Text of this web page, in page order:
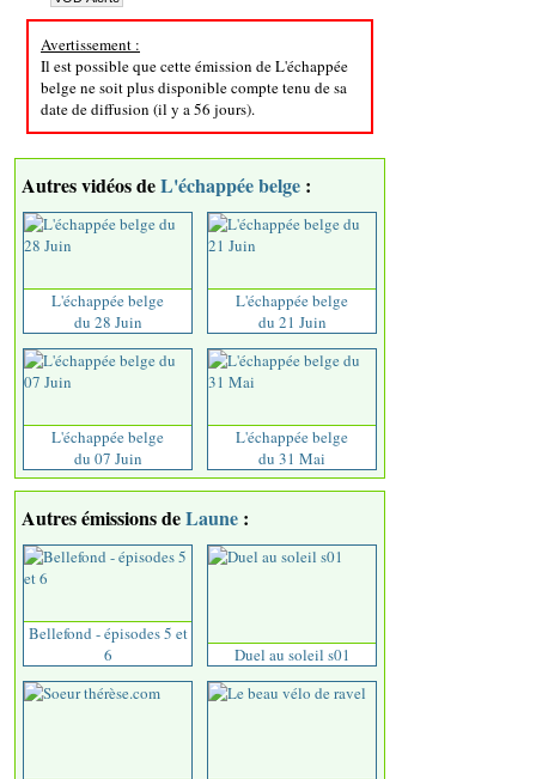
Avertissement :
Il est possible que cette émission de L'échappée
belge ne soit plus disponible compte tenu de sa
date de diffusion (il y a 56 jours).
Autres vidéos deL'échappée belge :
L'échappée belge
du 28 Juin
L'échappée belge
du 21 Juin
L'échappée belge
du 07 Juin
L'échappée belge
du 31 Mai
Autres émissions deLaune :
Bellefond - épisodes 5 et
6
Duel au soleil s01